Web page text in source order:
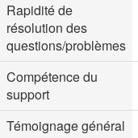
Rapidité de
résolution des
questions/problèmes
Compétence du
support
Témoignage général